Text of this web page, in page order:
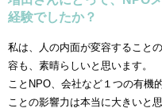
経験でしたか？
私は、人の内面が変容すること
容も、素晴らしいと思います。
ことNPO、会社など１つの有機
ことの影響力は本当に大きいと